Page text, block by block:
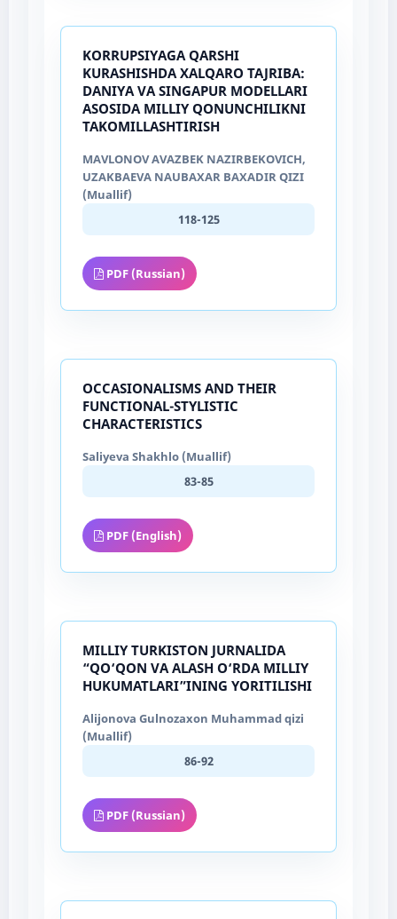
KORRUPSIYAGA QARSHI
KURASHISHDA XALQARO TAJRIBA:
DANIYA VA SINGAPUR MODELLARI
ASOSIDA MILLIY QONUNCHILIKNI
TAKOMILLASHTIRISH
MAVLONOV AVAZBEK NAZIRBEKOVICH,
UZAKBAEVA NAUBAXAR BAXADIR QIZI
(Muallif)
118-125
PDF (Russian)
OCCASIONALISMS AND THEIR
FUNCTIONAL-STYLISTIC
CHARACTERISTICS
Saliyeva Shakhlo (Muallif)
83-85
PDF (English)
MILLIY TURKISTON JURNALIDA
“QO‘QON VA ALASH O‘RDA MILLIY
HUKUMATLARI”INING YORITILISHI
Alijonova Gulnozaxon Muhammad qizi
(Muallif)
86-92
PDF (Russian)